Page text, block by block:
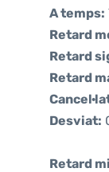
A temps:
Retard
Retard
Retard
Desviat:
Retard